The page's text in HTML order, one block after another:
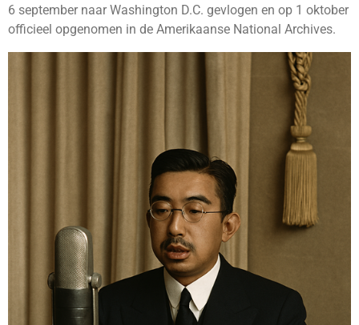
6 september naar Washington D.C. gevlogen en op 1 oktober
officieel opgenomen in de Amerikaanse National Archives.